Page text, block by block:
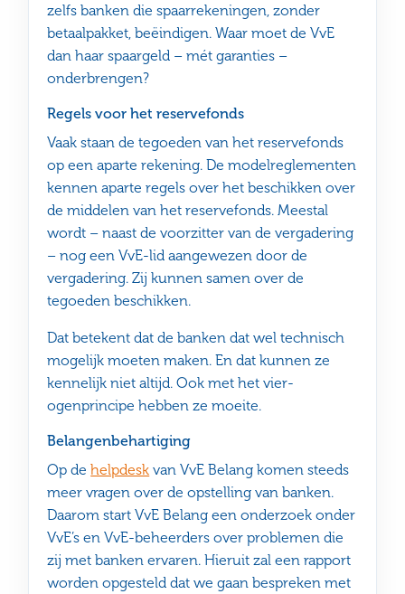
zelfs banken die spaarrekeningen, zonder
betaalpakket, beëindigen. Waar moet de VvE
dan haar spaargeld – mét garanties –
onderbrengen?
Regels voor het reservefonds
Vaak staan de tegoeden van het reservefonds
op een aparte rekening. De modelreglementen
kennen aparte regels over het beschikken over
de middelen van het reservefonds. Meestal
wordt – naast de voorzitter van de vergadering
– nog een VvE-lid aangewezen door de
vergadering. Zij kunnen samen over de
tegoeden beschikken.
Dat betekent dat de banken dat wel technisch
mogelijk moeten maken. En dat kunnen ze
kennelijk niet altijd. Ook met het vier-
ogenprincipe hebben ze moeite.
Belangenbehartiging
Op dehelpdesk van VvE Belang komen steeds
meer vragen over de opstelling van banken.
Daarom start VvE Belang een onderzoek onder
VvE’s en VvE-beheerders over problemen die
zij met banken ervaren. Hieruit zal een rapport
worden opgesteld dat we gaan bespreken met